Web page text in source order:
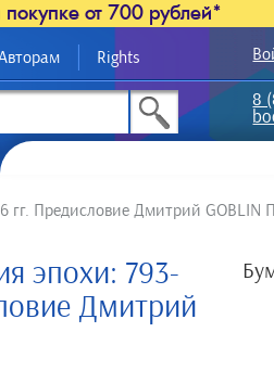
покупке от 700 рублей*
Rights
8
гг. Предисловие Дмитрий GOBLIN
эпохи: 793-
Дмитрий